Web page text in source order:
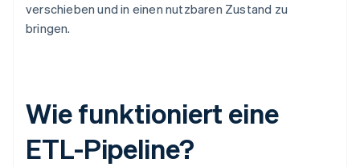
verschieben und in einen nutzbaren Zustand zu
bringen.
Wie funktioniert eine
ETL-Pipeline?